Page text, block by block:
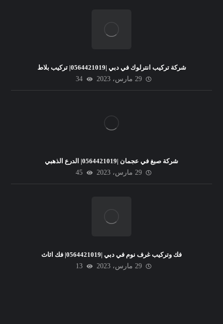
شركة تركيب انترلوك في دبي |0564421019| تركيب بلاط
29 مارس، 2023
34
شركة صبغ في عجمان |0564421019| الدرع الذهبي
29 مارس، 2023
45
فك وتركيب غرف نوم في دبي |0564421019| فك اثاث
29 مارس، 2023
13